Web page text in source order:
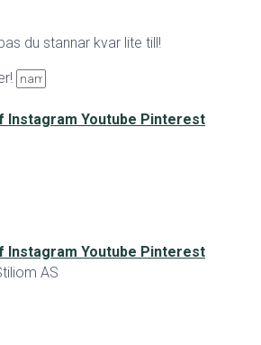
du stannar kvar lite till!
Instagram Youtube Pinterest
Instagram Youtube Pinterest
AS